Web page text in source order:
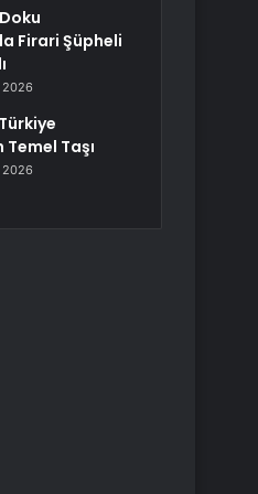
Firari Şüpheli
2026
Temel Taşı
2026